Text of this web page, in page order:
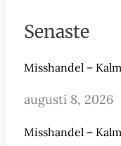
Senaste
Misshandel –
augusti 8, 2026
Misshandel –